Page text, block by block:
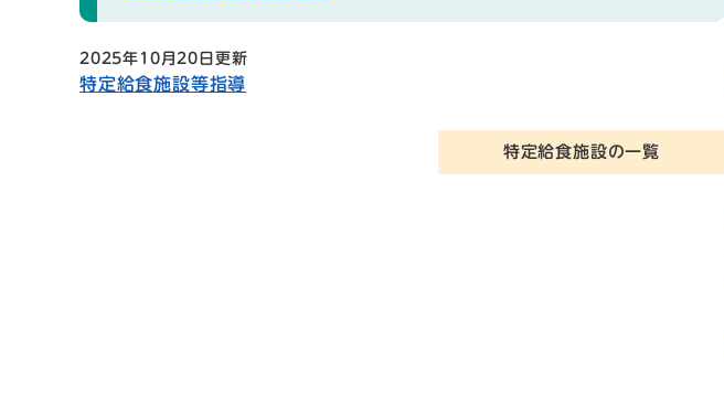
2025年10月20日更新
特定給食施設等指導
特定給食施設の一覧